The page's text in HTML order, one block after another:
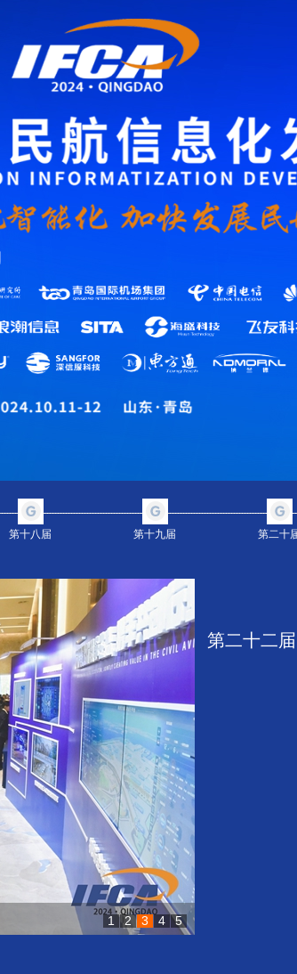
第十八届 第十九届 第二十
1 2 3 4 5
第二十二